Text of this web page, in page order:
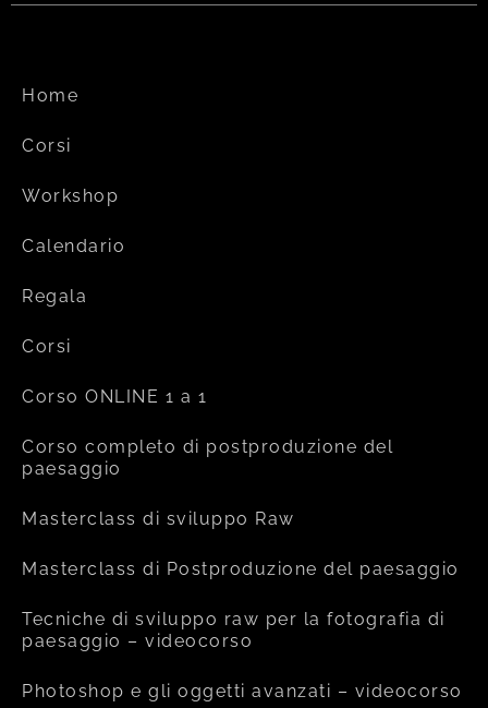
Home
Corsi
Workshop
Calendario
Regala
Corsi
Corso ONLINE 1 a 1
Corso completo di postproduzione del
paesaggio
Masterclass di sviluppo Raw
Masterclass di Postproduzione del paesaggio
Tecniche di sviluppo raw per la fotografia di
paesaggio – videocorso
Photoshop e gli oggetti avanzati – videocorso